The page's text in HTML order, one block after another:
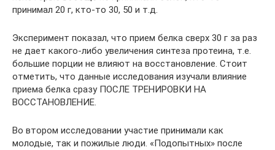
принимал 20 г, кто-то 30, 50 и т.д.
Эксперимент показал, что прием белка сверх 30 г за раз
не дает какого-либо увеличения синтеза протеина, т.е.
большие порции не влияют на восстановление. Стоит
отметить, что данные исследования изучали влияние
приема белка сразу ПОСЛЕ ТРЕНИРОВКИ НА
ВОССТАНОВЛЕНИЕ.
Во втором исследовании участие принимали как
молодые, так и пожилые люди. «Подопытных» после